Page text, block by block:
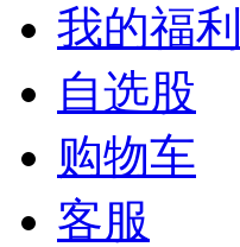
我的福利
自选股
购物车
客服